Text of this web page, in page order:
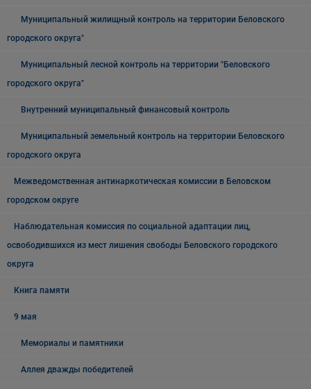
Муниципальный жилищный контроль на территории Беловского
городского округа"
Муниципальный лесной контроль на территории "Беловского
городского округа"
Внутренний муниципальный финансовый контроль
Муниципальный земельный контроль на территории Беловского
городского округа
Межведомственная антинаркотическая комиссии в Беловском
городском округе
Наблюдательная комиссия по социальной адаптации лиц,
освободившихся из мест лишения свободы Беловского городского
округа
Книга памяти
9 мая
Мемориалы и памятники
Аллея дважды победителей